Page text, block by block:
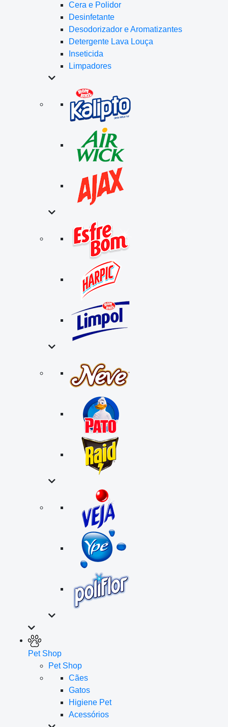
Cera e Polidor
Desinfetante
Desodorizador e Aromatizantes
Detergente Lava Louça
Inseticida
Limpadores
Pet Shop
Pet Shop
Cães
Gatos
Higiene Pet
Acessórios